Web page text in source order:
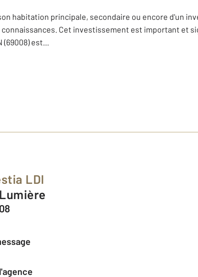
habitation principale, secondaire ou encore d'un
Cet investissement est important et
(69008) est...
LDI